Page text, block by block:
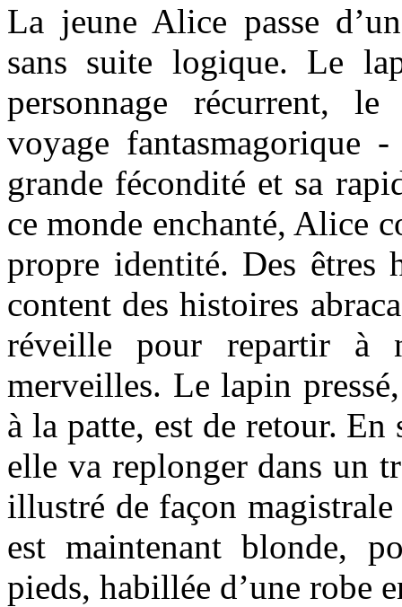
La jeune Alice passe
sans suite logique. Le
personnage récurrent,
voyage fantasmagorique
grande fécondité et sa
ce monde enchanté, Alice
propre identité. Des êtres
content des histoires
réveille pour repartir à
merveilles. Le lapin
à la patte, est de retour.
elle va replonger dans un
illustré de façon
est maintenant blonde,
pieds, habillée d’une robe